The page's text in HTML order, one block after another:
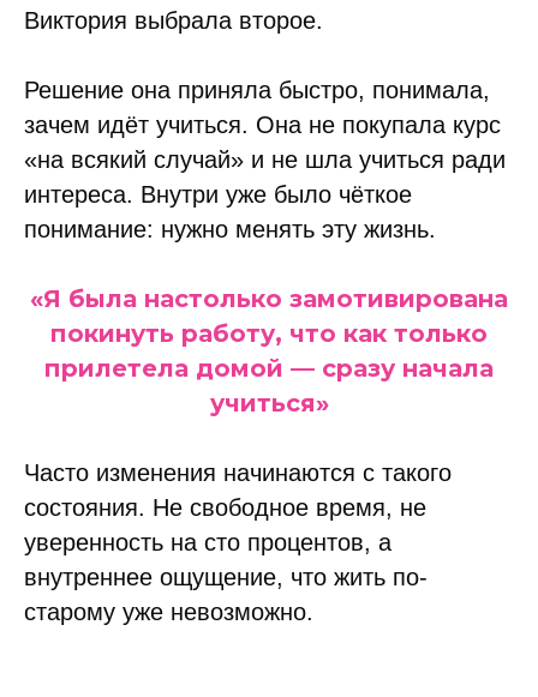
Виктория выбрала второе.
Решение она приняла быстро, понимала,
зачем идёт учиться. Она не покупала курс
«на всякий случай» и не шла учиться ради
интереса. Внутри уже было чёткое
понимание: нужно менять эту жизнь.
«Я была настолько замотивирована
покинуть работу, что как только
прилетела домой — сразу начала
учиться»
Часто изменения начинаются с такого
состояния. Не свободное время, не
уверенность на сто процентов, а
внутреннее ощущение, что жить по-
старому уже невозможно.